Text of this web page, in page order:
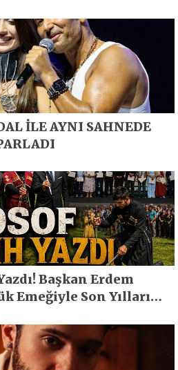
İLE AYNI SAHNEDE
Başkan Erdem
Emeğiyle Son Yılların